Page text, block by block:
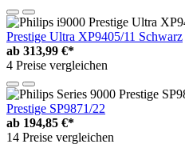
Prestige Ultra XP9405/11 Schwarz
ab 313,99 €*
4 Preise vergleichen
Prestige SP9871/22
ab 194,85 €*
14 Preise vergleichen